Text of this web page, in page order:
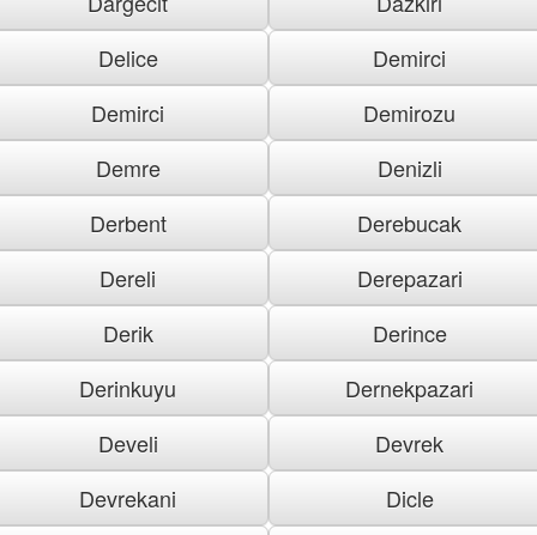
Delice
Demirci
Demirci
Demirozu
Demre
Denizli
Derbent
Derebucak
Dereli
Derepazari
Derik
Derince
Derinkuyu
Dernekpazari
Develi
Devrek
Devrekani
Dicle